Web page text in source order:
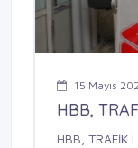
15 Mayıs
HBB,
HBB, TRAFİK